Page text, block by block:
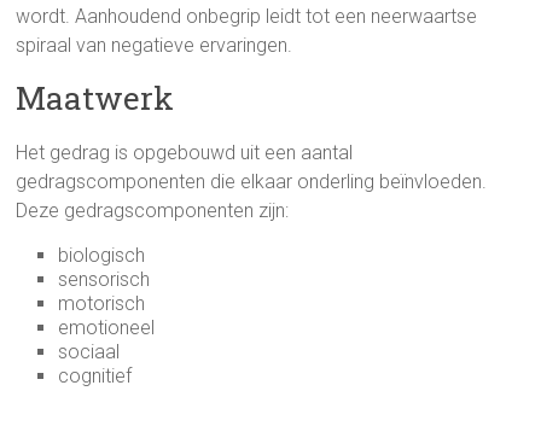
wordt. Aanhoudend onbegrip leidt tot een neerwaartse
spiraal van negatieve ervaringen.
Maatwerk
Het gedrag is opgebouwd uit een aantal
gedragscomponenten die elkaar onderling beïnvloeden.
Deze gedragscomponenten zijn:
biologisch
sensorisch
motorisch
emotioneel
sociaal
cognitief